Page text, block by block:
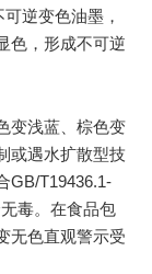
逆变色油墨，
色，形成不可逆
变浅蓝、棕色变
或遇水扩散型技
GB/T19436.1-
毒。在食品包
无色直观警示受